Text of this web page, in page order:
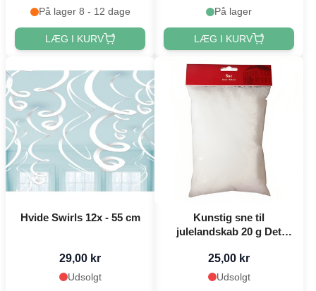
På lager 8 - 12 dage
LÆG I KURV
På lager
LÆG I KURV
Hvide Swirls 12x - 55 cm
29,00 kr
Udsolgt
Kunstig sne til
julelandskab 20 g Det
25,00 kr
Udsolgt